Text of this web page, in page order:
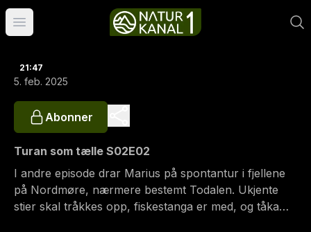
Åpne hovedmeny
21:47
5. feb. 2025
Abonner
Turan som tælle S02E02
I andre episode drar Marius på spontantur i fjellene
på Nordmøre, nærmere bestemt Todalen. Ukjente
stier skal tråkkes opp, fiskestanga er med, og tåka